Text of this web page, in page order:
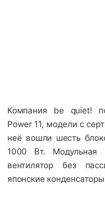
Компания be quiet!
Power 11, модели с
неё вошли шесть
1000 Вт. Модульная
вентилятор без
японские